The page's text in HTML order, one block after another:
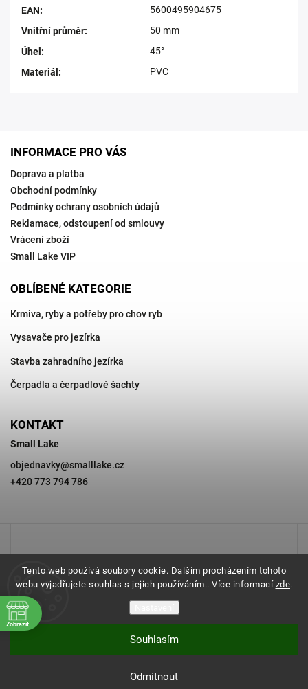
Tento web používá soubory cookie. Dalším procházením tohoto
webu vyjadřujete souhlas s jejich používáním.. Více informací zde.
Odmítnout
Souhlasím
EAN:
5600495904675
Vnitřní průměr:
50 mm
Úhel :
45°
Materiál : PVC
INFORMACE PRO VÁS
Doprava a platba
Obchodní podmínky
Podmínky ochrany osobních údajů
Reklamace, odstoupení od smlouvy
Vrácení zboží
Small Lake VIP
OBLÍBENÉ KATEGORIE
Krmiva, ryby a potřeby pro chov ryb
Vysavače pro jezírka
Stavba zahradního jezírka
Čerpadla a čerpadlové šachty
KONTAKT
Small Lake
objednavky@smalllake.cz
+420 773 794 786
SMALL LAKE
. Všechna práva vyhrazena.
Zobrazit